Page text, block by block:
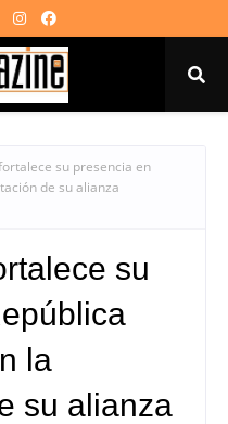
su presencia en
de su alianza
su
la
su alianza